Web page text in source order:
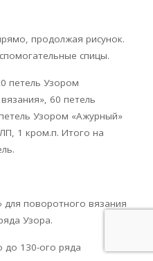
продолжая рисунок.
спицы.
петель Узором
60 петель
Узором «Ажурный»
1 кром.п. Итого на
поворотного вязания
Узора.
до 130-ого ряда